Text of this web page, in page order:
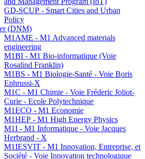
GD-SCUP - Smart Cities and Urban
Policy
(DNM)
M1AME - M1 Advanced materials
engineering
M1BI - M1 Bio-informatique (Voie
Rosalind Franklin)
M1BS - M1 Biologie-Santé - Voie Boris
Ephrussi-X
M1C - M1 Chimie - Voie Fréderic Joliot-
Curie - Ecole Polytechnique
M1ECO - M1 Economie
M1HEP - M1 High Energy Physics
M1I - M1 Informatique - Voie Jacques
Herbrand - X
M1IESVIT - M1 Innovation, Entreprise, et
Société - Voie Innovation technologique